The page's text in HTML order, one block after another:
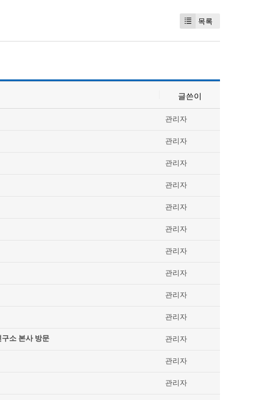
목록
글쓴이
관리자
관리자
관리자
관리자
관리자
관리자
관리자
관리자
관리자
관리자
소 본사 방문 관리자
관리자
관리자